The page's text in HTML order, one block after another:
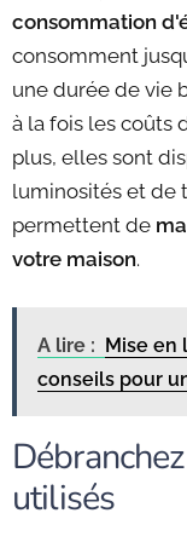
consommation
consomment
une durée de vie
à la fois les coûts
plus, elles sont
luminosités et de
permettent de
votre maison.
A lire : Mise en
conseils pour
utilisés